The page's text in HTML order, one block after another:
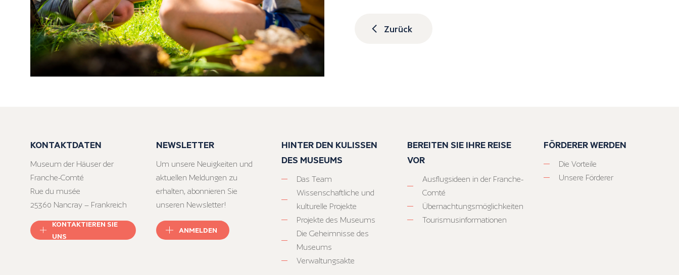
Zurück
KONTAKTDATEN
Museum der Häuser der
Franche-Comté
Rue du musée
25360 Nancray – Frankreich
KONTAKTIEREN SIE
UNS
NEWSLETTER
Um unsere Neuigkeiten und
aktuellen Meldungen zu
erhalten, abonnieren Sie
unseren Newsletter!
ANMELDEN
HINTER DEN KULISSEN
DES MUSEUMS
Das Team
Wissenschaftliche und
kulturelle Projekte
Projekte des Museums
Die Geheimnisse des
Museums
Verwaltungsakte
BEREITEN SIE IHRE REISE
VOR
Ausflugsideen in der Franche-
Comté
Übernachtungsmöglichkeiten
Tourismusinformationen
FÖRDERER WERDEN
Die Vorteile
Unsere Förderer